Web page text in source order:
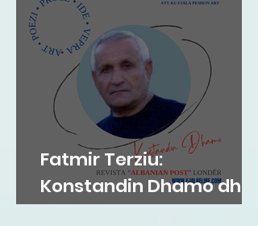
Fatmir Terziu:
Konstandin Dhamo dhe
diksursi i variacionit